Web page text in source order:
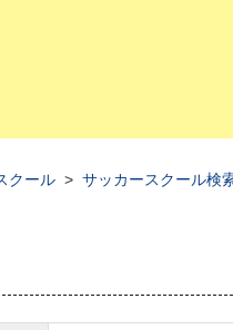
クール > サッカースクール検